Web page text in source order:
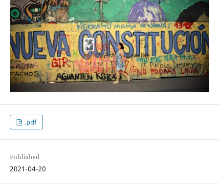
.pdf
Published
2021-04-20